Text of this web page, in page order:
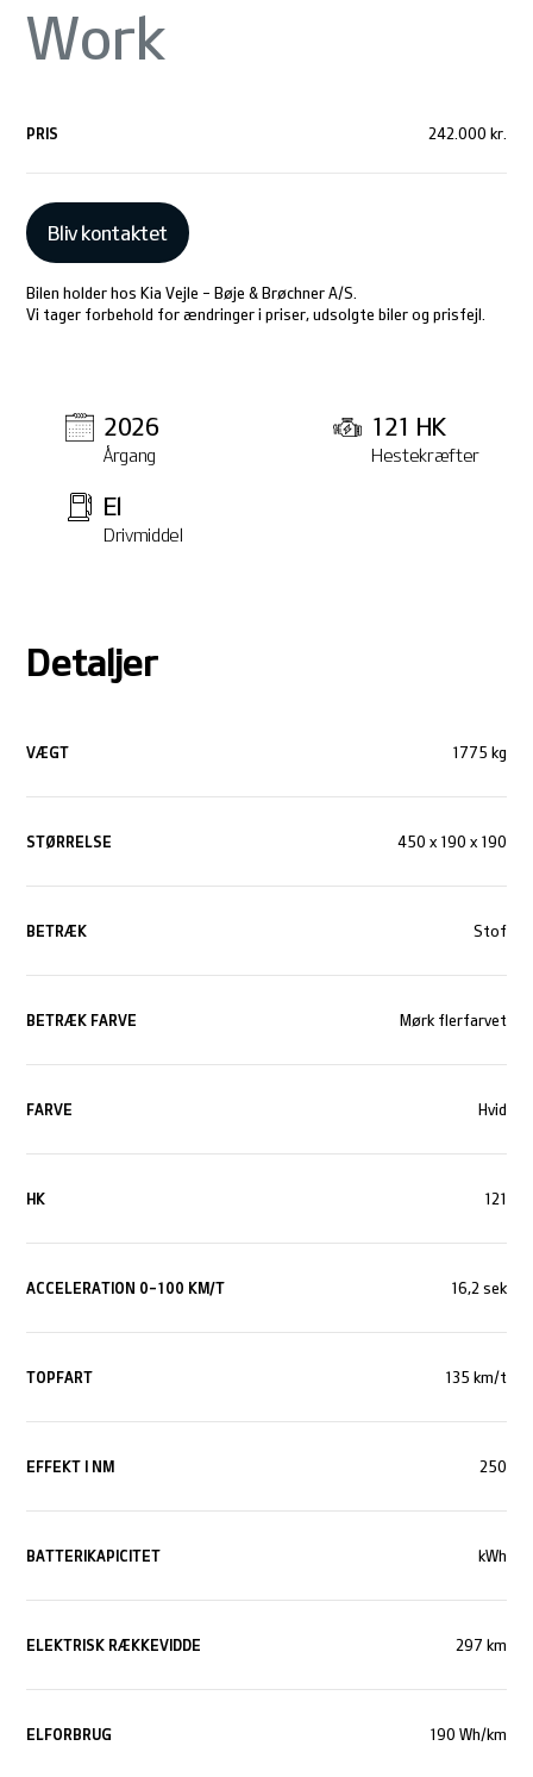
Work
PRIS 242.000 kr.
Bliv kontaktet
Bilen holder hos Kia Vejle - Bøje & Brøchner A/S.
Vi tager forbehold for ændringer i priser, udsolgte biler og prisfejl.
2026
Årgang
121 HK
Hestekræfter
El
Drivmiddel
Detaljer
VÆGT 1775 kg
STØRRELSE 450 x 190 x 190
BETRÆK Stof
BETRÆK FARVE Mørk flerfarvet
FARVE Hvid
HK 121
ACCELERATION 0-100 KM/T 16,2 sek
TOPFART 135 km/t
EFFEKT I NM 250
BATTERIKAPICITET kWh
ELEKTRISK RÆKKEVIDDE 297 km
ELFORBRUG 190 Wh/km